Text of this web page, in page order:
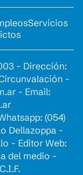
Servicios
- Dirección:
-
- Email:
(054)
Dellazoppa -
- Editor Web:
del medio -